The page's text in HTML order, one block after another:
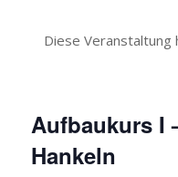
Diese
Aufbaukurs I
Hankeln